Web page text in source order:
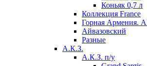
Коньяк 0,7 л
Коллекция France
Горная Армения.
Айвазовский
Разные
А.К.З.
А.К.З. п/у